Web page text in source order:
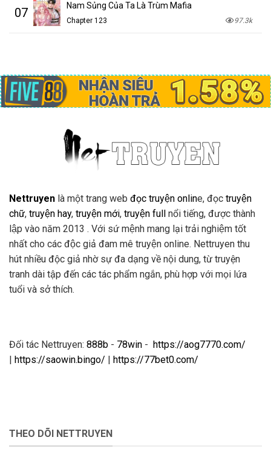
07 Nam Sủng Của Ta Là Trùm Mafia
Chapter 123 97.3k
Nettruyen là một trang web đọc truyện online, đọc truyện
chữ, truyện hay, truyện mới, truyện full nổi tiếng, được thành
lập vào năm 2013 . Với sứ mệnh mang lại trải nghiệm tốt
nhất cho các độc giả đam mê truyện online. Nettruyen thu
hút nhiều độc giả nhờ sự đa dạng về nội dung, từ truyện
tranh dài tập đến các tác phẩm ngắn, phù hợp với mọi lứa
tuổi và sở thích.
Đối tác Nettruyen: 888b - 78win - https://aog7770.com/
https://saowin.bingo/ https://77bet0.com/
THEO DÕI NETTRUYEN